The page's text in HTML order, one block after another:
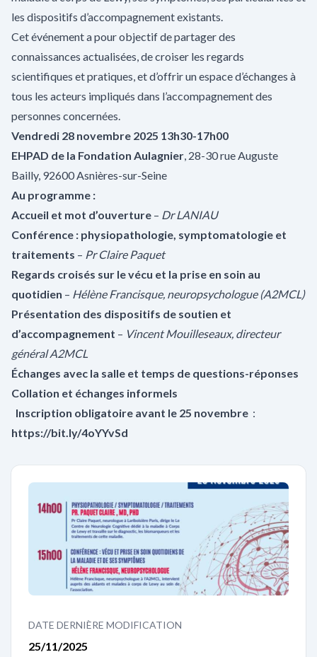
les dispositifs d’accompagnement existants.
Cet événement a pour objectif de partager des
connaissances actualisées, de croiser les regards
scientifiques et pratiques, et d’offrir un espace d’échanges à
tous les acteurs impliqués dans l’accompagnement des
personnes concernées.
Vendredi 28 novembre 2025 13h30-17h00
EHPAD de la Fondation Aulagnier, 28-30 rue Auguste
Bailly, 92600 Asnières-sur-Seine
Au programme :
Accueil et mot d’ouverture – Dr LANIAU
Conférence : physiopathologie, symptomatologie et
traitements – Pr Claire Paquet
Regards croisés sur le vécu et la prise en soin au
quotidien – Hélène Francisque, neuropsychologue (A2MCL)
Présentation des dispositifs de soutien et
d’accompagnement – Vincent Mouilleseaux, directeur
général A2MCL
Échanges avec la salle et temps de questions-réponses
Collation et échanges informels
Inscription obligatoire avant le 25 novembre :
https://bit.ly/4oYYvSd
DATE DERNIÈRE MODIFICATION
25/11/2025